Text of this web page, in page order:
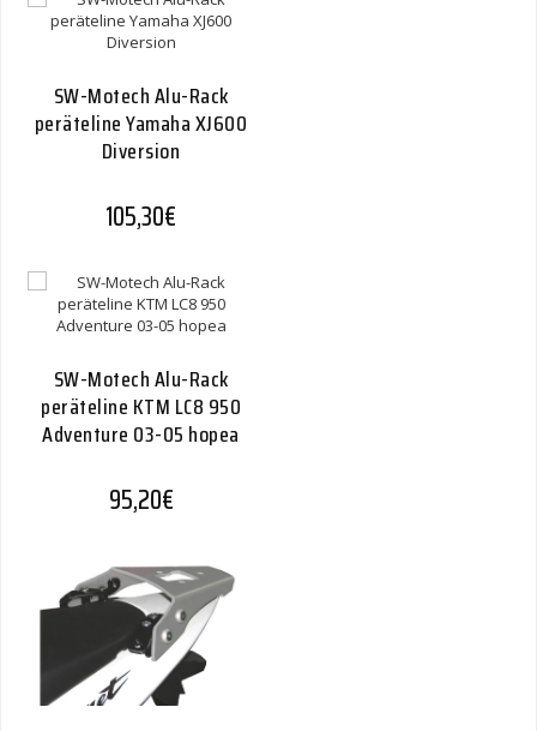
SW-Motech Alu-Rack
peräteline Yamaha XJ600
Diversion
105,30€
SW-Motech Alu-Rack
peräteline KTM LC8 950
Adventure 03-05 hopea
95,20€